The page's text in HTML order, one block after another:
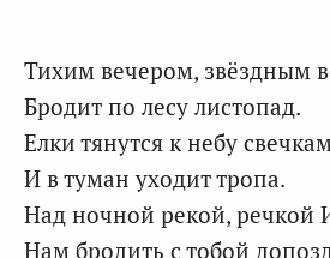
Тихим вечером, звёздным
Бродит по лесу листопад.
Елки тянутся к небу
И в туман уходит тропа.
Над ночной рекой, речкой
Нам бродить с тобой